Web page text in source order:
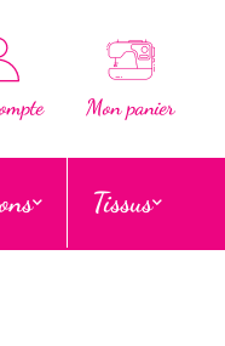
Mon panier
Tissus